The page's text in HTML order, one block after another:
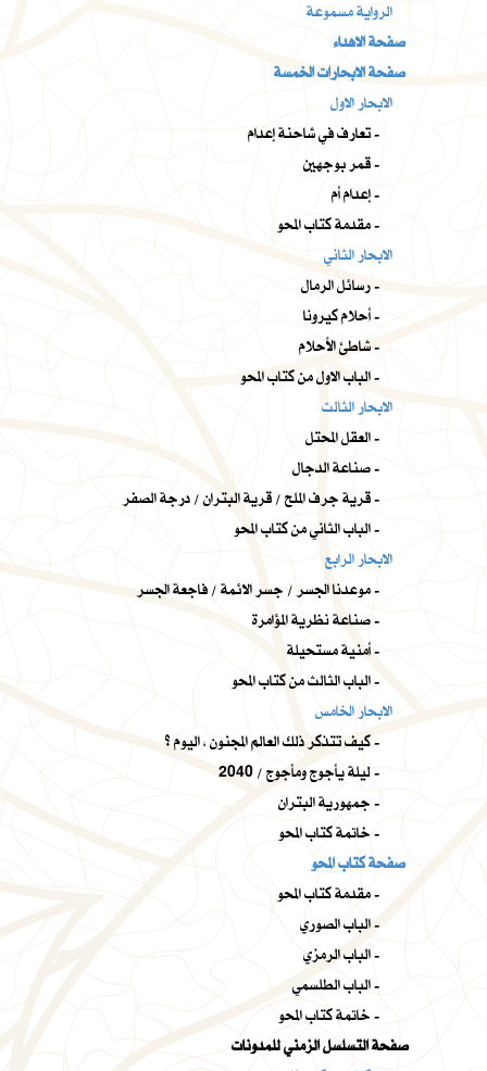
الرواية مسموعة
صفحة الاهداء
صفحة الابحارات الخمسة
الابحار الاول
تعارف في شاحنة إعدام -
قمر بوجهين -
إعدام أم -
مقدمة كتاب المحو -
الابحار الثاني
رسائل الرمال -
أحلام كيرونا -
شاطئ الأحلام -
الباب الاول من كتاب المحو -
الابحار الثالث
العقل المحتل -
صناعة الدجال -
قرية جرف الملح / قرية البتران / درجة الصفر -
الباب الثاني من كتاب المحو -
الابحار الرابع
موعدنا الجسر / جسر الائمة / فاجعة الجسر -
صناعة نظرية المؤامرة -
أمنية مستحيلة -
الباب الثالث من كتاب المحو -
الابحار الخامس
كيف تتذكر ذلك العالم المجنون ، اليوم ؟ -
ليلة يأجوج ومأجوج / 2040 -
جمهورية البتران -
خاتمة كتاب المحو -
صفحة كتاب المحو
مقدمة كتاب المحو -
الباب الصوري -
الباب الرمزي -
الباب الطلسمي -
خاتمة كتاب المحو -
صفحة التسلسل الزمني للمدونات